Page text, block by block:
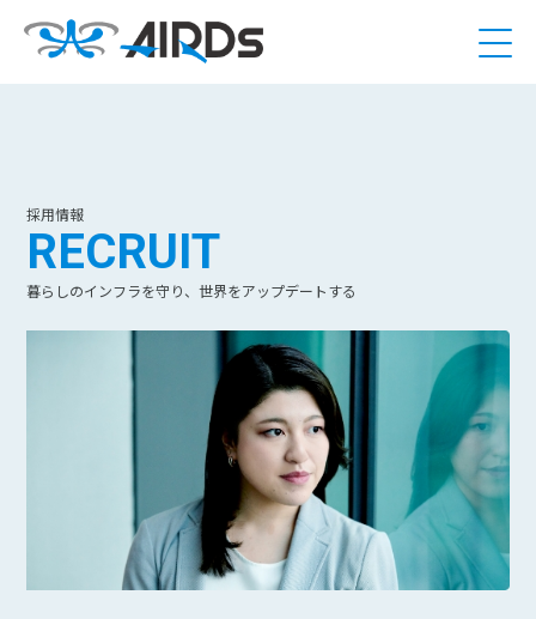
採用情報
RECRUIT
暮らしのインフラを守り、世界をアップデートする